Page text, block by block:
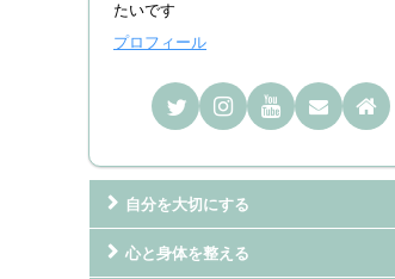
たいです
プロフィール
自分を大切にする
心と身体を整える